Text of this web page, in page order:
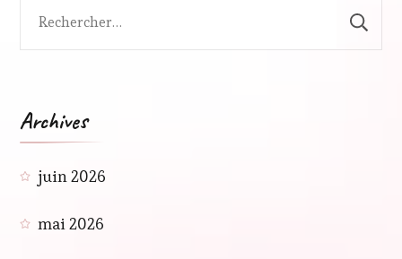
Archives
juin 2026
mai 2026